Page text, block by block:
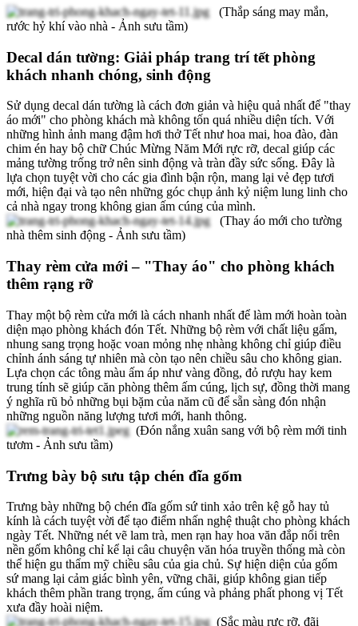
(Thắp sáng may mắn,
rước hỷ khí vào nhà - Ảnh sưu tầm)
Decal dán tường: Giải pháp trang trí tết phòng
khách nhanh chóng, sinh động
Sử dụng decal dán tường là cách đơn giản và hiệu quả nhất để "thay
áo mới" cho phòng khách mà không tốn quá nhiều diện tích. Với
những hình ảnh mang đậm hơi thở Tết như hoa mai, hoa đào, đàn
chim én hay bộ chữ Chúc Mừng Năm Mới rực rỡ, decal giúp các
mảng tường trống trở nên sinh động và tràn đầy sức sống. Đây là
lựa chọn tuyệt vời cho các gia đình bận rộn, mang lại vẻ đẹp tươi
mới, hiện đại và tạo nên những góc chụp ảnh kỷ niệm lung linh cho
cả nhà ngay trong không gian ấm cúng của mình.
(Thay áo mới cho tường
nhà thêm sinh động - Ảnh sưu tầm)
Thay rèm cửa mới – "Thay áo" cho phòng khách
thêm rạng rỡ
Thay một bộ rèm cửa mới là cách nhanh nhất để làm mới hoàn toàn
diện mạo phòng khách đón Tết. Những bộ rèm với chất liệu gấm,
nhung sang trọng hoặc voan mỏng nhẹ nhàng không chỉ giúp điều
chỉnh ánh sáng tự nhiên mà còn tạo nên chiều sâu cho không gian.
Lựa chọn các tông màu ấm áp như vàng đồng, đỏ rượu hay kem
trung tính sẽ giúp căn phòng thêm ấm cúng, lịch sự, đồng thời mang
ý nghĩa rũ bỏ những bụi bặm của năm cũ để sẵn sàng đón nhận
những nguồn năng lượng tươi mới, hanh thông.
(Đón nắng xuân sang với bộ rèm mới tinh
tươm - Ảnh sưu tầm)
Trưng bày bộ sưu tập chén đĩa gốm
Trưng bày những bộ chén đĩa gốm sứ tinh xảo trên kệ gỗ hay tủ
kính là cách tuyệt vời để tạo điểm nhấn nghệ thuật cho phòng khách
ngày Tết. Những nét vẽ lam trà, men rạn hay hoa văn đắp nổi trên
nền gốm không chỉ kể lại câu chuyện văn hóa truyền thống mà còn
thể hiện gu thẩm mỹ chiều sâu của gia chủ. Sự hiện diện của gốm
sứ mang lại cảm giác bình yên, vững chãi, giúp không gian tiếp
khách thêm phần trang trọng, ấm cúng và phảng phất phong vị Tết
xưa đầy hoài niệm.
(Sắc màu rực rỡ, đãi